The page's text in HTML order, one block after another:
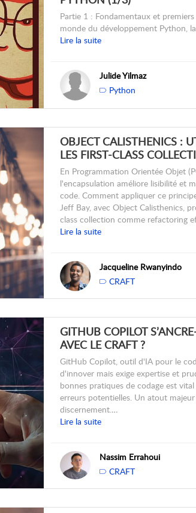
Partie 1 : Fondamentaux et
monde du développement Python,
Lire la suite
Julide Yilmaz
Python
OBJECT CALISTHENICS :
LES FIRST-CLASS
En Programmation Orientée Objet
l'encapsulation améliore lisibilité et
code. Comment appliquer ce
Jeff Bay, avec Object Calisthenics,
class collection comme refactoring
Lire la suite
Jacqueline Rwanyindo
CRAFT
GITHUB COPILOT
AVEC LE CRAFT ?
GitHub Copilot, outil d'IA pour le
d'innover mais exige expertise et
bonnes pratiques de codage est
erreurs potentielles. Un atout
discernement.…
Lire la suite
Nassim Errahoui
CRAFT